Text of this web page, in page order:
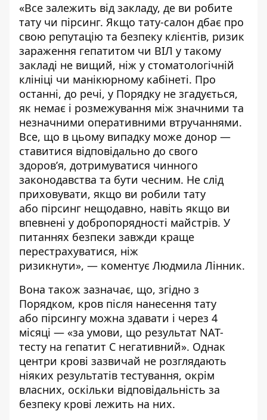
«Все залежить від закладу, де ви робите
тату чи пірсинг. Якщо тату-салон дбає про
свою репутацію та безпеку клієнтів, ризик
зараження гепатитом чи ВІЛ у такому
закладі не вищий, ніж у стоматологічній
клініці чи манікюрному кабінеті. Про
останні, до речі, у Порядку не згадується,
як немає і розмежування між значними та
незначними оперативними втручаннями.
Все, що в цьому випадку може донор —
ставитися відповідально до свого
здоров’я, дотримуватися чинного
законодавства та бути чесним. Не слід
приховувати, якщо ви робили тату
або пірсинг нещодавно, навіть якщо ви
впевнені у добропорядності майстрів. У
питаннях безпеки завжди краще
перестрахуватися, ніж
ризикнути», — коментує Людмила Лінник.
Вона також зазначає, що, згідно з
Порядком, кров після нанесення тату
або пірсингу можна здавати і через 4
місяці — «за умови, що результат NAT-
тесту на гепатит С негативний». Однак
центри крові зазвичай не розглядають
ніяких результатів тестування, окрім
власних, оскільки відповідальність за
безпеку крові лежить на них.